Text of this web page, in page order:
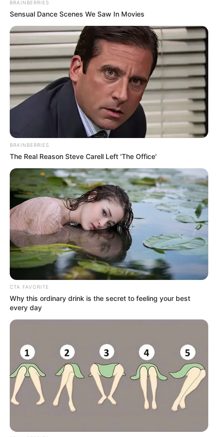
-ad3
Avanços na regulamentação da aposentadoria especial
A Aposentadoria Especial dos agentes já foi garantida pela Emenda
Constitucional 120/2022, mas ainda aguarda regulamentação.
O Projeto de Lei 229/2023, do deputado Eduardo Bismarck, busca
essa regulamentação, mas teve diversas outras propostas
anexadas, o que tem atrasado a sua tramitação. Para acelerar o
processo, foi adotada uma nova estratégia no Senado, onde o
senador Veneziano Vital do Rêgo protocolou um pedido de
prioridade para o PLP 185/2024, que visa assegurar a
Aposentadoria Especial para os agentes.
Compromisso no Senado com a categoria
A direção da CONACS se reuniu com o senador Renan Calheiros,
que será o relator da nova proposta. O parlamentar se
comprometeu a apoiar a causa dos Agentes Comunitários de
Saúde e dos Agentes de Combate às Endemias, reforçando a
importância da regulamentação da aposentadoria e de outras
pautas prioritárias para a categoria.
-109
Críticas e continuidade da mobilização
recebidas, ela afirmou que está aberta às sugestões construtivas,
mas que desconsiderará aquelas que não contribuírem para o
avanço da categoria. Enquanto isso, os sindicalistas seguem
articulando novas estratégias em Brasília e, em breve, terão uma
reunião com o presidente da Câmara dos Deputados, Hugo Motta,
para reforçar as pautas de interesse da categoria.
Assista ao vídeo com mais informações, apresentada por Ilda
BRAINBERRIES
Sensual Dance Scenes We Saw In Movies
BRAINBERRIES
The Real Reason Steve Carell Left 'The Office'
CTA FAVORITE
Why this ordinary drink is the secret to feeling your best
every day